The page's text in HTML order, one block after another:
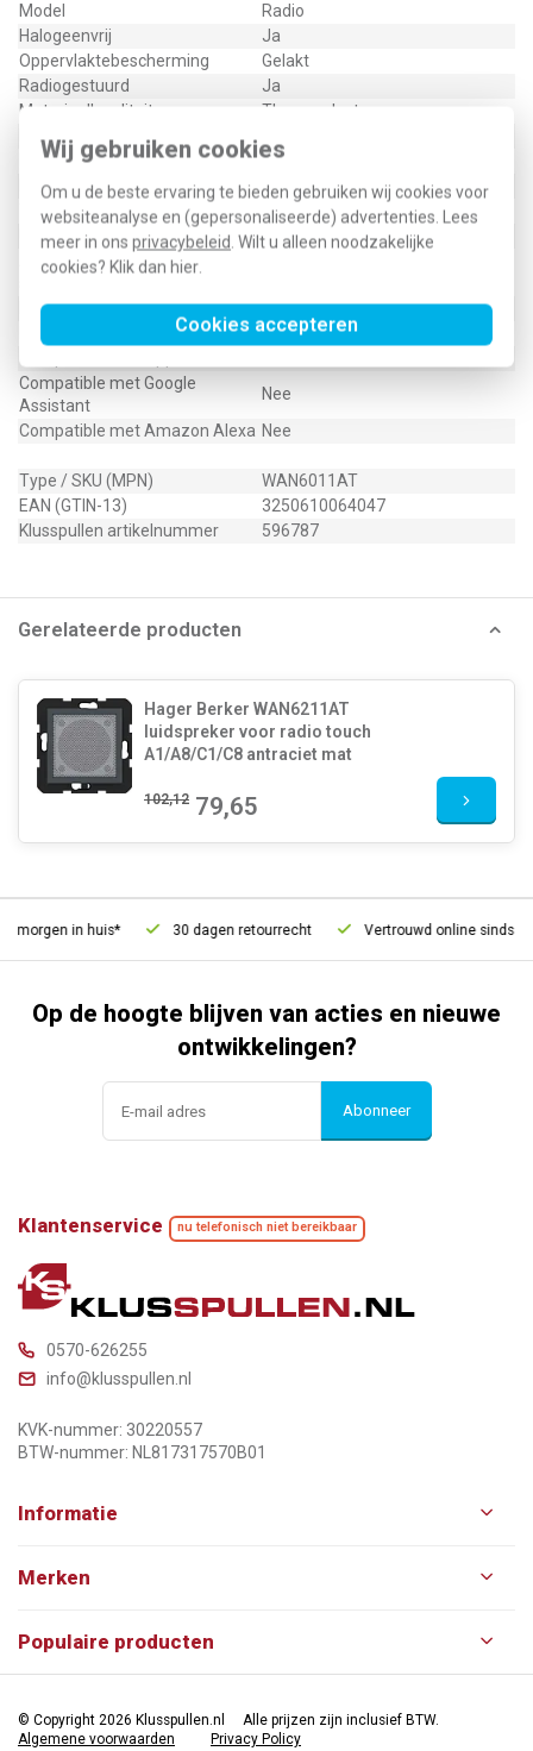
Wij gebruiken cookies
Om u de beste ervaring te bieden gebruiken wij cookies voor
websiteanalyse en (gepersonaliseerde) advertenties. Lees
meer in ons privacybeleid. Wilt u alleen noodzakelijke
cookies? Klik dan hier.
Cookies accepteren
Model
Radio
Halogeenvrij
Ja
Oppervlaktebescherming
Gelakt
Radiogestuurd
Ja
Materiaalkwaliteit
Thermoplast
Materiaal
Bevestigingswijze
Bevestiging met schroef
RAL-nummer (vergelijkbaar)
7021
Transparant
Nee
Uitvoering oppervlakte
Mat
Aantal modules (bij modulair
Met IFTTT ondersteuning
Nee
Min. diepte van de inbouwdoos
38 Millimeter (mm)
Compatible met Google
Assistant
Nee
Compatible met Amazon Alexa Nee
Type / SKU (MPN)
WAN6011AT
EAN (GTIN-13)
3250610064047
Klusspullen artikelnummer
596787
Gerelateerde producten
Hager Berker WAN6211AT
luidspreker voor radio touch
A1/A8/C1/C8 antraciet mat
102,12 79,65
morgen in huis* 30 dagen retourrecht Vertrouwd online sinds
Op de hoogte blijven van acties en nieuwe
ontwikkelingen?
Abonneer
Klantenservice nu telefonisch niet bereikbaar
0570-626255
info@klusspullen.nl
KVK-nummer: 30220557
BTW-nummer: NL817317570B01
Informatie
Merken
Populaire producten
© Copyright 2026 Klusspullen.nl
Alle prijzen zijn inclusief BTW.
Algemene voorwaarden
Privacy Policy